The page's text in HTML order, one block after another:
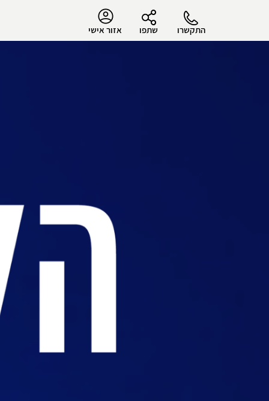
התקשרו שתפו אזור אישי